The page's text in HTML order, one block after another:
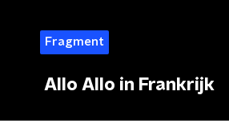
Fragment
Allo Allo in Frankrijk